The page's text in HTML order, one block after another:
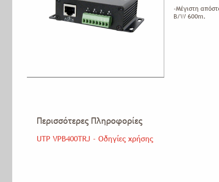
-Mέγιστη
B/W 600m.
Περισσότερες Πληροφορίες
UTP VPB400TRJ - Οδηγίες χρήσης